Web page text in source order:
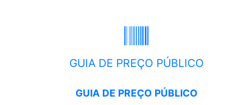
GUIA DE PREÇO PÚBLICO
GUIA DE PREÇO PÚBLICO